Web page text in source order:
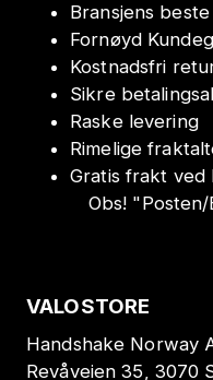
Bransjens
Fornøyd
Kostnadsfri
Sikre
Raske levering
Rimelige
Gratis frakt ved
Obs! "
VALOSTORE
Handshake Norway
Revåveien 35, 3070